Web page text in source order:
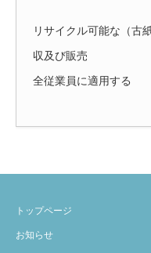
リサイクル可能な（古
収及び販売
全従業員に適用する
トップページ
お知らせ